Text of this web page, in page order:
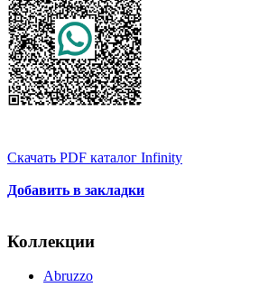
Скачать PDF каталог Infinity
Добавить в закладки
Коллекции
Abruzzo